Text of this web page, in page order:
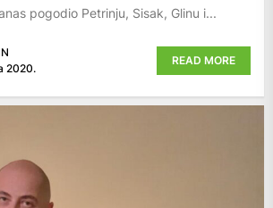
pogodio Petrinju, Sisak, Glinu i...
2020.
READ MORE